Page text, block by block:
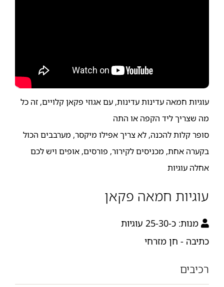
עוגיות חמאה עדינות עדינות, עם אגוזי פקאן קלויים, זה כל
מה שצריך ליד הקפה או התה
סופר קלות להכנה, לא צריך אפילו מיקסר, מערבבים הכול
בקערה אחת, מכניסים לקירור, פורסים, אופים ויש לכם
אחלה עוגיות
עוגיות חמאה פקאן
מנות: כ-25-30 עוגיות
כתיבה - חן מזרחי
רכיבים